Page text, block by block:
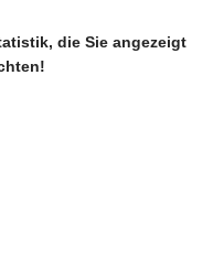
die Sie angezeigt